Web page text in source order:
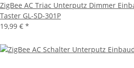
ZigBee AC Triac Unterputz Dimmer
Taster GL-SD-301P
19,99 € *